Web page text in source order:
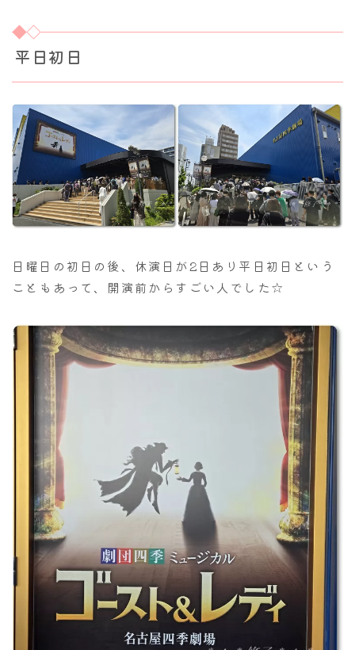
平日初日
日曜日の初日の後、休演日が2日あり平日初日という
こともあって、開演前からすごい人でした☆